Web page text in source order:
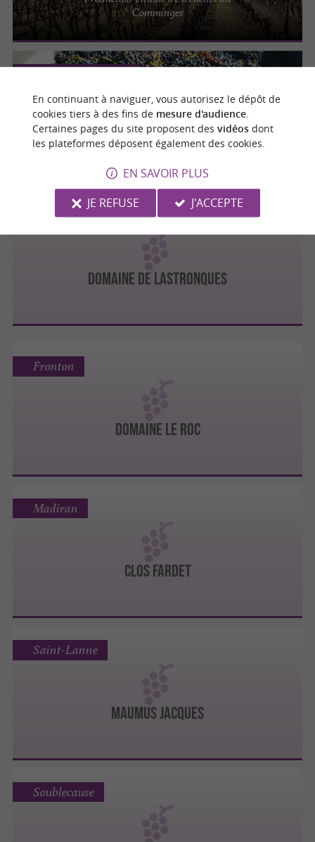
Comminges
Domaine de Ribonnet
Domaine viticole entre Lèze et Garonne 30
km de Toulouse
Domaine de Lastronques
Lézat-sur-Lèze
DOMAINE LE ROC
Fronton
CLOS FARDET
Madiran
MAUMUS JACQUES
Saint-Lanne
Soublecause
En continuant à naviguer, vous autorisez le dépôt de
cookies tiers à des fins de mesure d'audience.
Certaines pages du site proposent des vidéosdont
les plateformes déposent également des cookies.
EN SAVOIR PLUS
JE REFUSE
J'ACCEPTE